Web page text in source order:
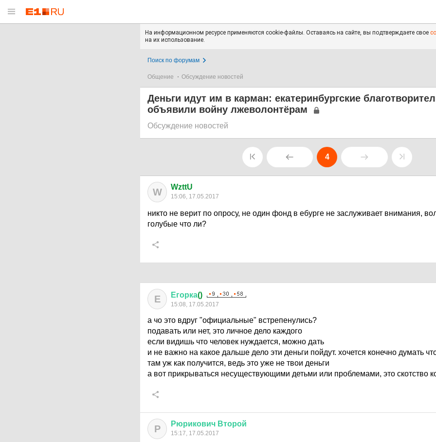
На информационном ресурсе применяются cookie-файлы. Оставаясь на сайте, вы подтверждаете свое
на их использование.
Поиск по форумам
Общение Обсуждение новостей
Деньги идут им в карман: екатеринбургские
объявили войну лжеволонтёрам
Обсуждение новостей
4
W WzttU
15:06, 17.05.2017
никто не верит по опросу, не один фонд в ебурге не заслуживает внимания,
голубые что ли?
Е Егорка()
15:08, 17.05.2017
а чо это вдруг "официальные" встрепенулись?
подавать или нет, это личное дело каждого
если видишь что человек нуждается, можно дать
и не важно на какое дальше дело эти деньги пойдут. хочется конечно думать
там уж как получится, ведь это уже не твои деньги
а вот прикрываться несуществующими детьми или проблемами, это скотство
Р Рюрикович Второй
15:17, 17.05.2017